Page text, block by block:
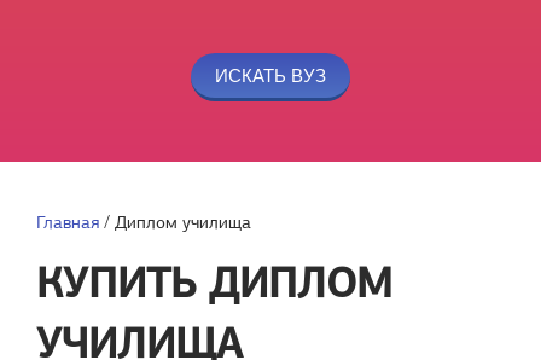
Главная / Диплом училища
КУПИТЬ ДИПЛОМ
УЧИЛИЩА